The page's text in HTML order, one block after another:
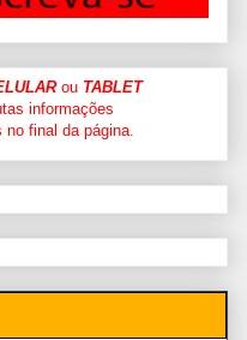
ou TABLET
informações
final da página.